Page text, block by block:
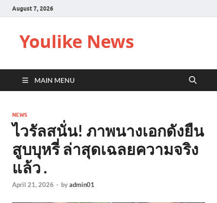
August 7, 2026
Youlike News
MAIN MENU
NEWS
ไวรัลสนั่น! ภาพนางเอกดังยืน
สูบบุหรี่ ล่าสุดเฉลยความจริง
แล้ว .
April 21, 2026 - byadmin01